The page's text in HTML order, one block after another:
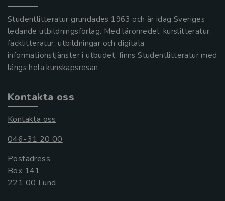
Studentlitteratur grundades 1963 och är idag Sveriges
ledande utbildningsförlag. Med läromedel, kurslitteratur,
facklitteratur, utbildningar och digitala
informationstjänster i utbudet, finns Studentlitteratur med
längs hela kunskapsresan.
Kontakta oss
Kontakta oss
046-31 20 00
Postadress:
Box 141
221 00 Lund